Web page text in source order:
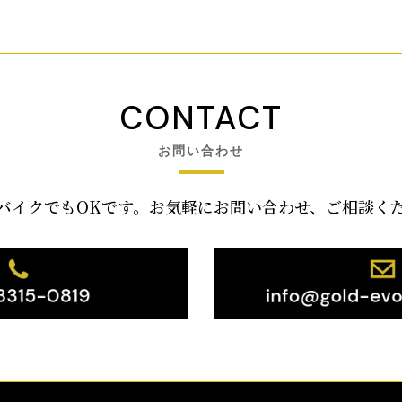
CONTACT
お問い合わせ
イクでもOKです。お気軽にお問い合わせ、ご相談く